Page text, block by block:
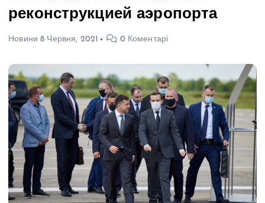
реконструкцией аэропорта
Новини 8 Червня, 2021 0 Коментарі